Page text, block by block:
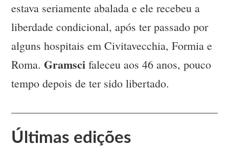
estava seriamente abalada e ele recebeu a
liberdade condicional, após ter passado por
alguns hospitais em Civitavecchia, Formia e
Roma.Gramsci faleceu aos 46 anos, pouco
tempo depois de ter sido libertado.
Últimas edições